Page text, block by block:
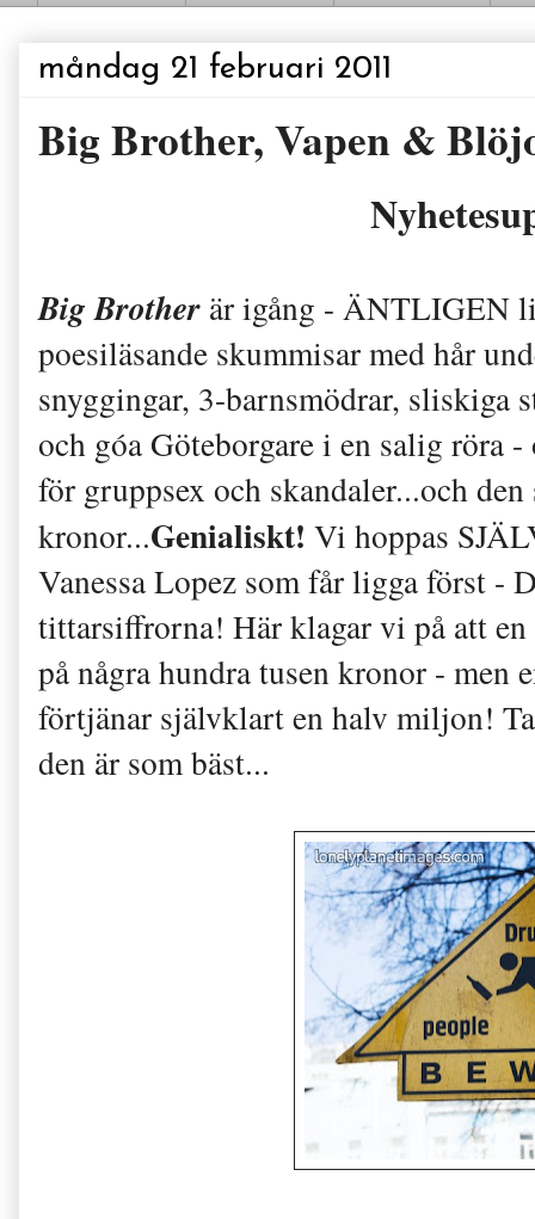
måndag 21 februari 2011
Big Brother, Vapen &
Big Brother är igång - ÄNTLIGEN
poesiläsande skummisar med hår
snyggingar, 3-barnsmödrar, sliskiga
och góa Göteborgare i en salig röra
för gruppsex och skandaler...och
kronor...Genialiskt! Vi hoppas
Vanessa Lopez som får ligga först -
tittarsiffrorna! Här klagar vi på att
på några hundra tusen kronor -
förtjänar självklart en halv miljon!
den är som bäst...